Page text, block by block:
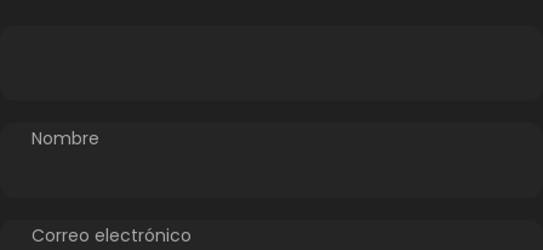
Nombre
Correo electrónico